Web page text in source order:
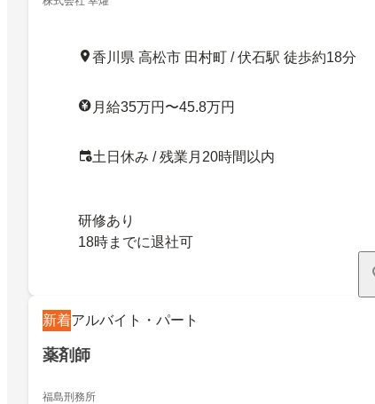
香川県 高松市 田村町 / 伏石駅 徒歩約18分
月給35万円〜45.8万円
土日休み / 残業月20時間以内
研修あり
18時までに退社可
新着アルバイト・パート
薬剤師
福島刑務所